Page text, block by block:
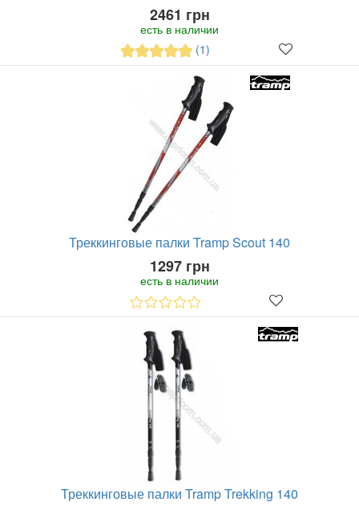
2461 грн
есть в наличии
(1)
Треккинговые палки Tramp Scout 140
1297 грн
есть в наличии
Треккинговые палки Tramp Trekking 140